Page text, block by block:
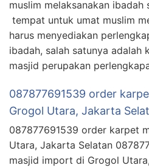
muslim melaksanakan ibadah
tempat untuk umat muslim
harus menyediakan
ibadah, salah satunya adalah
masjid perupakan
087877691539 order
Grogol Utara, Jakarta
087877691539 order karpet
Utara, Jakarta Selatan
masjid import di Grogol